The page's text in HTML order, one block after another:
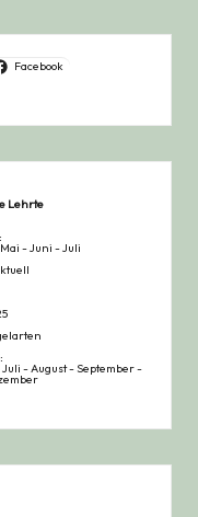
Facebook
Lehrte
:
Mai -Juni -Juli
:
Juli -August-September-